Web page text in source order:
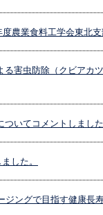
農業食料工学会東北
害虫防除（クビアカ
いてコメントしました
した。
ジングで目指す健康長